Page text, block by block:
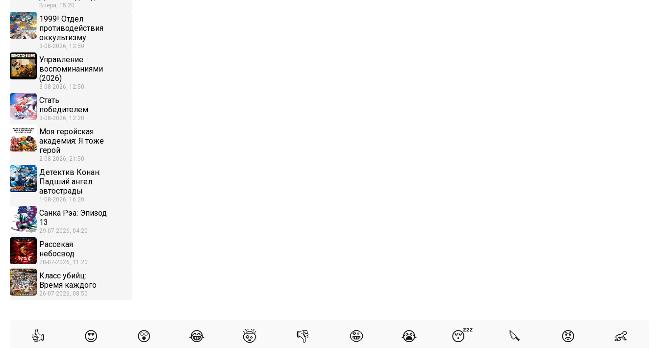
Вчера, 15:20
1999! Отдел
противодействия
оккультизму
3-08-2026, 13:50
Управление
воспоминаниями
(2026)
3-08-2026, 12:50
Стать
победителем
3-08-2026, 12:20
Моя геройская
академия: Я тоже
герой
2-08-2026, 21:50
Детектив Конан:
Падший ангел
автострады
1-08-2026, 16:20
Санка Рэа: Эпизод
13
29-07-2026, 04:20
Рассекая
небосвод
28-07-2026, 11:20
Класс убийц:
Время каждого
26-07-2026, 08:50
👍 😍 😲 😂 🤯 👎 🤪 😭 😴 🔪 😡 👶